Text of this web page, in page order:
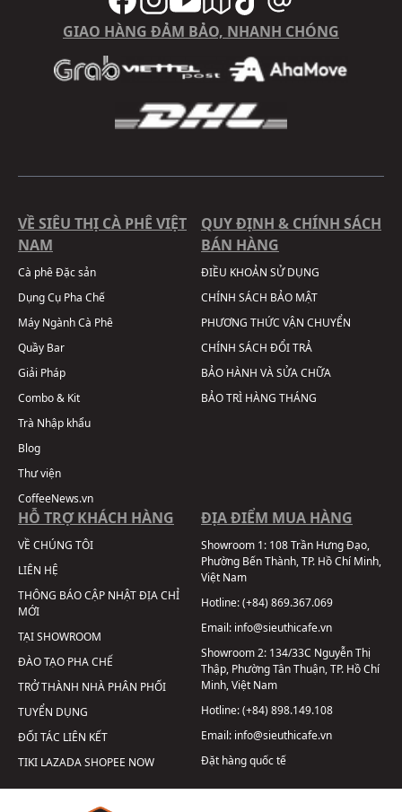
GIAO HÀNG ĐẢM BẢO, NHANH CHÓNG
VỀ SIÊU THỊ CÀ PHÊ VIỆT
NAM
Cà phê Đặc sản
Dụng Cụ Pha Chế
Máy Ngành Cà Phê
Quầy Bar
Giải Pháp
Combo & Kit
Trà Nhập khẩu
Blog
Thư viện
CoffeeNews.vn
QUY ĐỊNH & CHÍNH SÁCH
BÁN HÀNG
ĐIỀU KHOẢN SỬ DỤNG
CHÍNH SÁCH BẢO MẬT
PHƯƠNG THỨC VẬN CHUYỂN
CHÍNH SÁCH ĐỔI TRẢ
BẢO HÀNH VÀ SỬA CHỮA
BẢO TRÌ HÀNG THÁNG
HỖ TRỢ KHÁCH HÀNG
VỀ CHÚNG TÔI
LIÊN HỆ
THÔNG BÁO CẬP NHẬT ĐỊA CHỈ
MỚI
TẠI SHOWROOM
ĐÀO TẠO PHA CHẾ
TRỞ THÀNH NHÀ PHÂN PHỐI
TUYỂN DỤNG
ĐỐI TÁC LIÊN KẾT
TIKI LAZADASHOPEE NOW
ĐỊA ĐIỂM MUA HÀNG
Showroom 1: 108 Trần Hưng Đạo,
Phường Bến Thành, TP. Hồ Chí Minh,
Việt Nam
Hotline:(+84) 869.367.069
Email: info@sieuthicafe.vn
Showroom 2: 134/33C Nguyễn Thị
Thập, Phường Tân Thuận, TP. Hồ Chí
Minh, Việt Nam
Hotline:(+84) 898.149.108
Email: info@sieuthicafe.vn
Đặt hàng quốc tế